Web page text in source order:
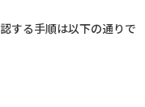
する手順は以下の通りで